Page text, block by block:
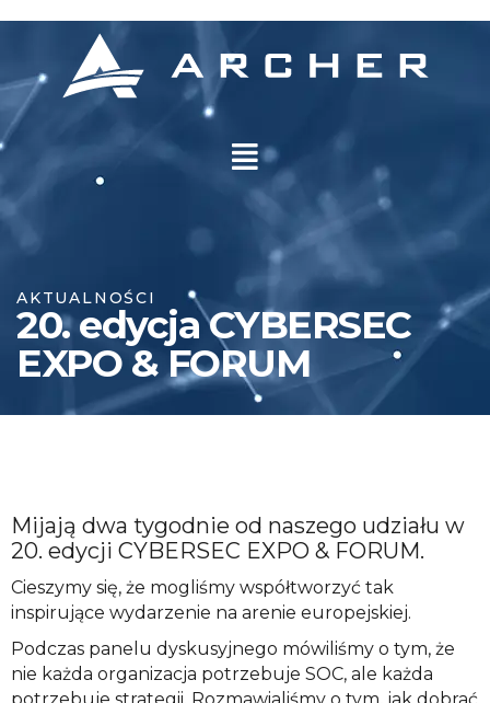
AKTUALNOŚCI
20. edycja CYBERSEC
EXPO & FORUM
Mijają dwa tygodnie od naszego udziału w
20. edycji CYBERSEC EXPO & FORUM.
Cieszymy się, że mogliśmy współtworzyć tak
inspirujące wydarzenie na arenie europejskiej.
Podczas panelu dyskusyjnego mówiliśmy o tym, że
nie każda organizacja potrzebuje SOC, ale każda